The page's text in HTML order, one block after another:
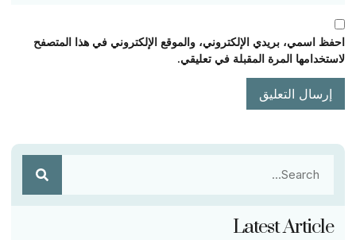
احفظ اسمي، بريدي الإلكتروني، والموقع الإلكتروني في هذا المتصفح
لاستخدامها المرة المقبلة في تعليقي.
Latest Article